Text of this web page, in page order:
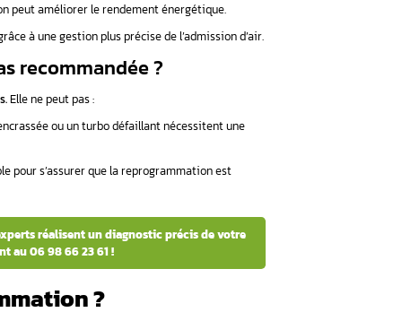
compatible ? Contactez nos experts dès maintenant au
son boîtier
de performances liés à l’accélération, au ralenti
dans le moteur, joue un rôle clé dans le bon fonctionnement
de ces désagréments.
la reprogrammation ?